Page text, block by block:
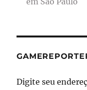
Digite seu